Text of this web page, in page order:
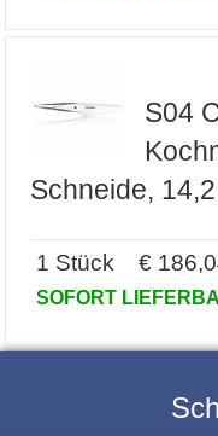
S04
Schneide,
1 Stück €
SOFORT